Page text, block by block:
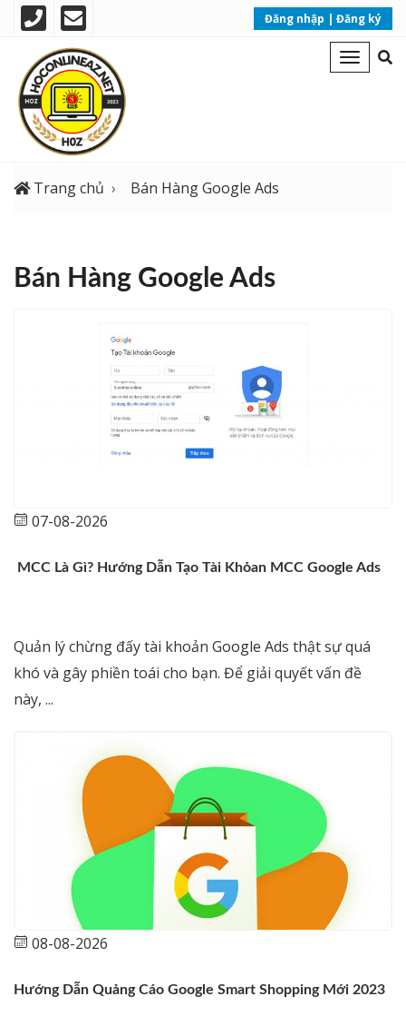
phoneemail Đăng nhập | Đăng ký
Toggle
Trang chủ Bán Hàng Google Ads
Bán Hàng Google Ads
07-08-2026
MCC Là Gì? Hướng Dẫn Tạo Tài Khỏan MCC Google Ads
Quản lý chừng đấy tài khoản Google Ads thật sự quá
khó và gây phiền toái cho bạn. Để giải quyết vấn đề
này, ...
08-08-2026
Hướng Dẫn Quảng Cáo Google Smart Shopping Mới 2023